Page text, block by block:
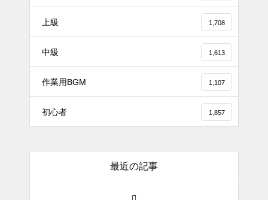
上級 1,708
中級 1,613
作業用BGM 1,107
初心者 1,857
最近の記事
#tiktok #shorts #shortsdaily #sh
ortsdance #shirose #磁石 #white
jam #ピアノ初心者 #ピアノレッ
【転生悪女の黒歴史OP】ピアノ
で「Black Flame」弾いてみた
（中～上級）【The Dark History
ほぼ日1フレーズ THE BLUE H